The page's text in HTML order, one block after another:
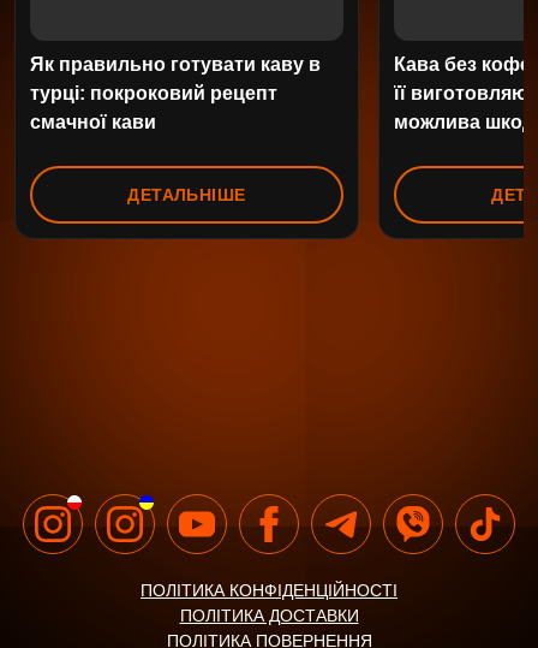
Як правильно готувати каву в
турці: покроковий рецепт
смачної кави
ДЕТАЛЬНІШЕ
Кава без
її
можлива
ПОЛІТИКА КОНФІДЕНЦІЙНОСТІ
ПОЛІТИКА ДОСТАВКИ
ПОЛІТИКА ПОВЕРНЕННЯ